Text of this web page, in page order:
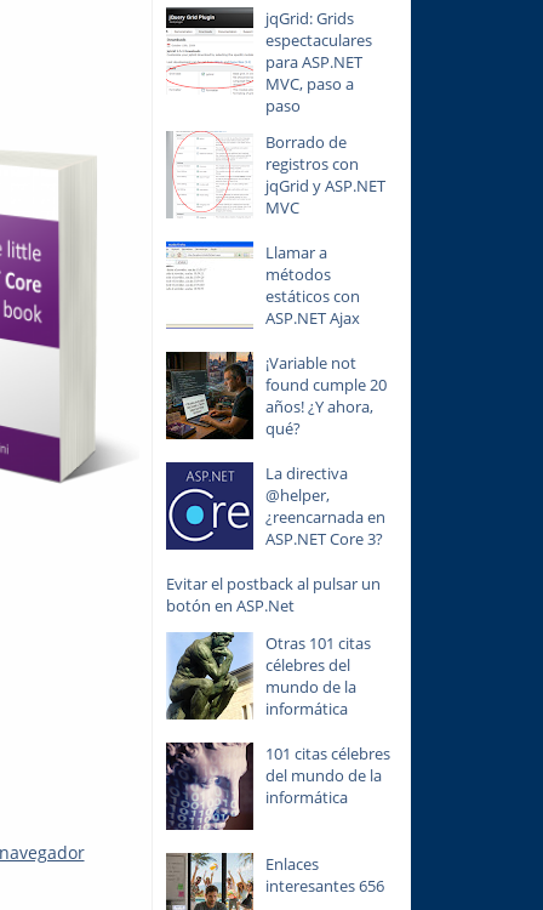
jqGrid: Grids
espectaculares
para ASP.NET
MVC, paso a
paso
Borrado de
registros con
jqGrid y ASP.NET
MVC
Llamar a
métodos
estáticos con
ASP.NET Ajax
¡Variable not
found cumple 20
años! ¿Y ahora,
qué?
La directiva
@helper,
¿reencarnada en
ASP.NET Core 3?
Evitar el postback al pulsar un
botón en ASP.Net
Otras 101 citas
célebres del
mundo de la
informática
101 citas célebres
del mundo de la
informática
Enlaces
interesantes 656